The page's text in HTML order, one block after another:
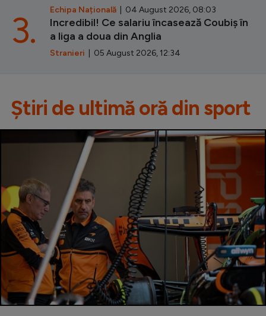
Echipa Națională | 04 August 2026, 08:03
Incredibil! Ce salariu încasează Coubiș în
a liga a doua din Anglia
Stranieri | 05 August 2026, 12:34
3.
Știri de ultimă oră din sport